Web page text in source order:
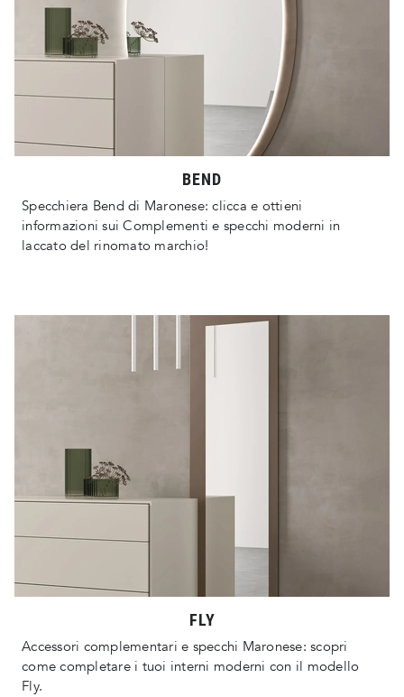
BEND
Specchiera Bend di Maronese: clicca e ottieni
informazioni sui Complementi e specchi moderni in
laccato del rinomato marchio!
FLY
Accessori complementari e specchi Maronese: scopri
come completare i tuoi interni moderni con il modello
Fly.